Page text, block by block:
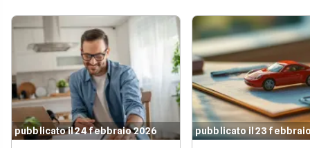
pubblicato il 24 febbraio 2026 pubblicato il 23